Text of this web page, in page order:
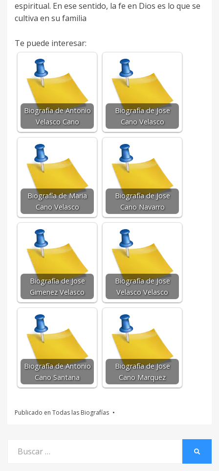
espiritual. En ese sentido, la fe en Dios es lo que se
cultiva en su familia
Te puede interesar:
Biografía de Antonio
Velasco Cano
Biografía de Jose
Cano Velasco
Biografía de Maria
Cano Velasco
Biografía de Jose
Cano Navarro
Biografía de Jose
Gimenez Velasco
Biografía de Jose
Velasco Velasco
Biografía de Antonio
Cano Santana
Biografía de Jose
Cano Marquez
Publicado en Todas las Biografías
por: